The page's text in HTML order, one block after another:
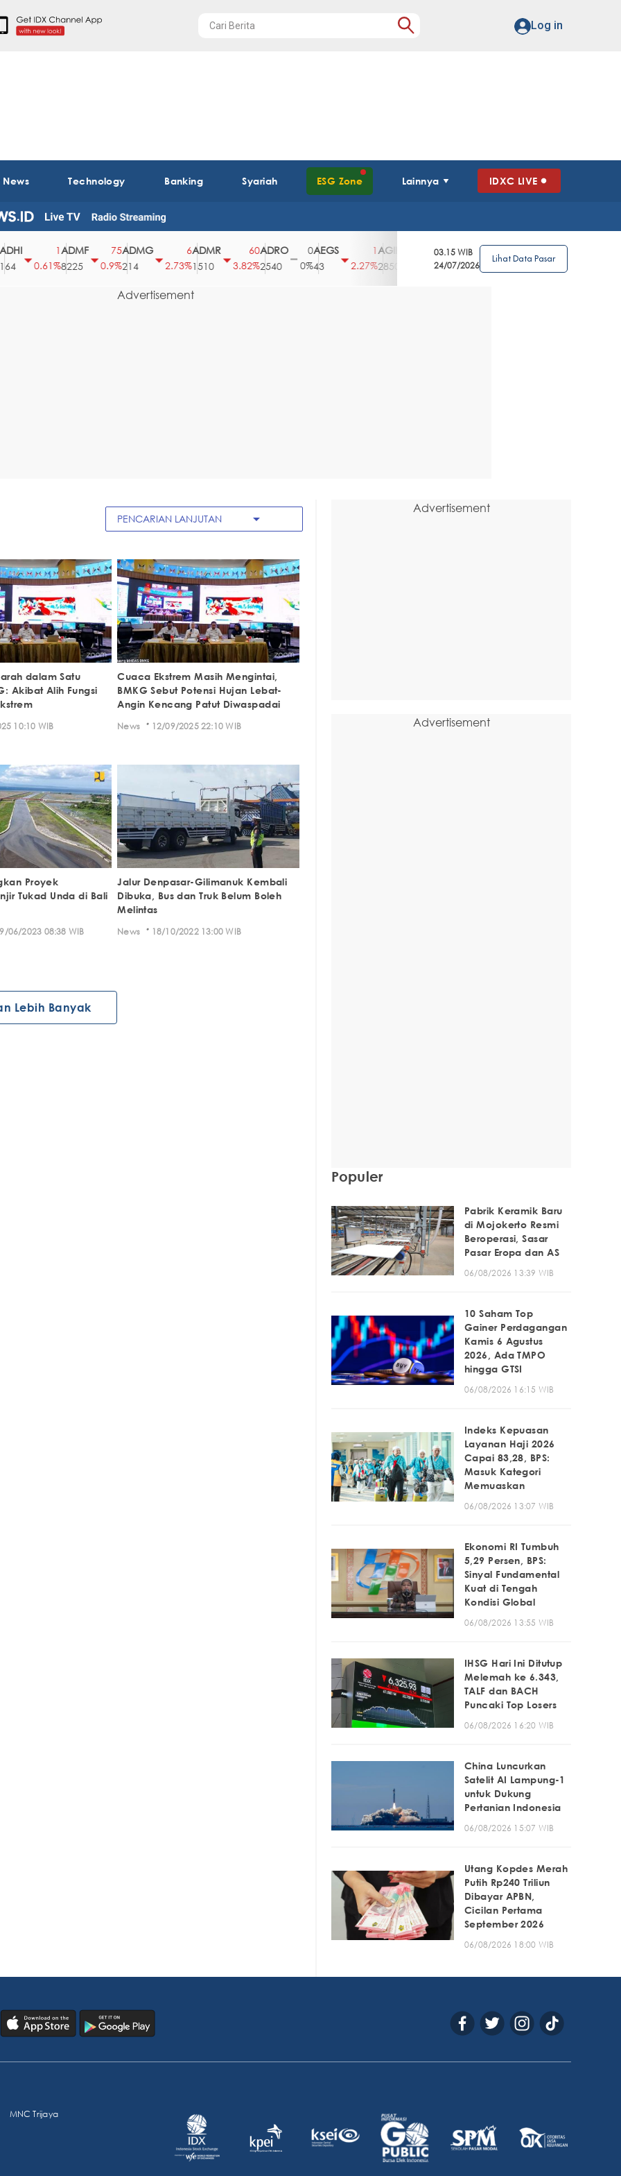
Log in
Technology Banking Syariah ESG Zone Lainnya IDXC LIVE
0.61%
ADMF
8225
0.9%
ADMG
214
2.73%
ADMR
1510
3.82%
ADRO
2540
0
0%
AEGS
43
2.27%
AGII
2850
3.39%
AGRO
4
2.63%
0%
03.15 WIB
24/07/2026
Lihat Data Pasar
Advertisement
PENCARIAN LANJUTAN arrow_drop_down
dalam Satu
Akibat Alih Fungsi
10:10 WIB
Cuaca Ekstrem Masih Mengintai,
BMKG Sebut Potensi Hujan Lebat-
Angin Kencang Patut Diwaspadai
News · 12/09/2025 22:10 WIB
Proyek
Tukad Unda di Bali
06/2023 08:38 WIB
Jalur Denpasar-Gilimanuk Kembali
Dibuka, Bus dan Truk Belum Boleh
Melintas
News · 18/10/2022 13:00 WIB
Lebih Banyak
Advertisement
Advertisement
Populer
Pabrik Keramik Baru
di Mojokerto Resmi
Beroperasi, Sasar
Pasar Eropa dan AS
06/08/2026 13:39 WIB
10 Saham Top
Gainer Perdagangan
Kamis 6 Agustus
2026, Ada TMPO
hingga GTSI
06/08/2026 16:15 WIB
Indeks Kepuasan
Layanan Haji 2026
Capai 83,28, BPS:
Masuk Kategori
Memuaskan
06/08/2026 13:07 WIB
Ekonomi RI Tumbuh
5,29 Persen, BPS:
Sinyal Fundamental
Kuat di Tengah
Kondisi Global
06/08/2026 13:55 WIB
IHSG Hari Ini Ditutup
Melemah ke 6.343,
TALF dan BACH
Puncaki Top Losers
06/08/2026 16:20 WIB
China Luncurkan
Satelit AI Lampung-1
untuk Dukung
Pertanian Indonesia
06/08/2026 15:07 WIB
Utang Kopdes Merah
Putih Rp240 Triliun
Dibayar APBN,
Cicilan Pertama
September 2026
06/08/2026 18:00 WIB
MNC Trijaya